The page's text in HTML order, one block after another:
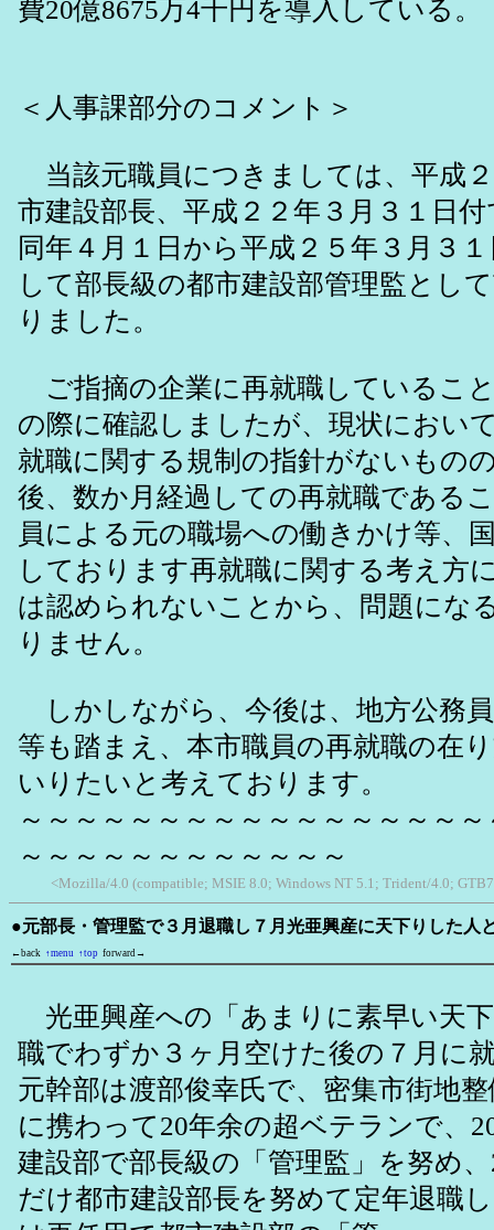
費20億8675万4千円を導入している。
＜人事課部分のコメント＞
当該元職員につきましては、平成
市建設部長、平成２２年３月３１日
同年４月１日から平成２５年３月３
して部長級の都市建設部管理監とし
りました。
ご指摘の企業に再就職しているこ
の際に確認しましたが、現状におい
就職に関する規制の指針がないもの
後、数か月経過しての再就職である
員による元の職場への働きかけ等、
しております再就職に関する考え方
は認められないことから、問題にな
りません。
しかしながら、今後は、地方公務
等も踏まえ、本市職員の再就職の在
いりたいと考えております。
～～～～～～～～～～～～～～～～
～～～～～～～～～～～～
<Mozilla/4.0 (compatible; MSIE 8.0; Windows NT 5.1; Trident/4.0;
●元部長・管理監で３月退職し７月光亜興産に天下りした人
←back ↑menu ↑top forward→
光亜興産への「あまりに素早い天
職でわずか３ヶ月空けた後の７月に
元幹部は渡部俊幸氏で、密集市街地
に携わって20年余の超ベテランで、
建設部で部長級の「管理監」を努め
だけ都市建設部長を努めて定年退職